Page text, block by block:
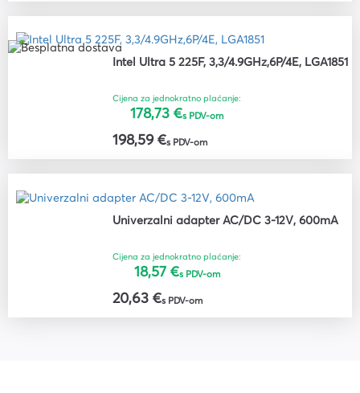
Intel Ultra 5 225F, 3,3/4.9GHz,6P/4E, LGA1851
Cijena za jednokratno plaćanje:
178,73 €s PDV-om
198,59 €s PDV-om
Univerzalni adapter AC/DC 3-12V, 600mA
Cijena za jednokratno plaćanje:
18,57 €s PDV-om
20,63 €s PDV-om